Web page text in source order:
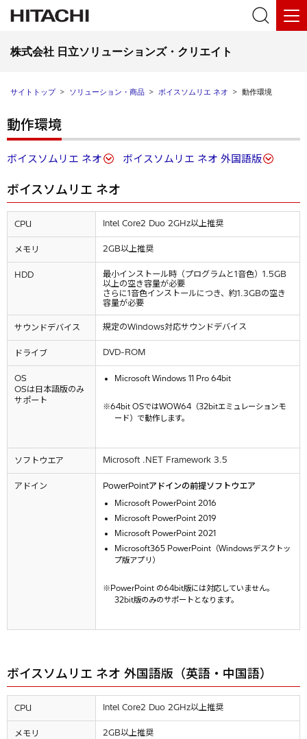
株式会社 日立ソリューションズ・クリエイト
サイトトップ ソリューション・商品 ボイスソムリエ ネオ 動作環境
動作環境
ボイスソムリエ ネオ ボイスソムリエ ネオ 外国語版
ボイスソムリエ ネオ
CPU Intel Core2 Duo 2GHz以上推奨
メモリ 2GB以上推奨
HDD
最小インストール時（プログラムと1音色）1.5GB
以上の空き容量が必要
さらに1音色インストールにつき、約1.3GBの空き
容量が必要
サウンドデバイス 規定のWindows対応サウンドデバイス
ドライブ DVD-ROM
OS
OSは日本語版のみ
サポート
Microsoft Windows 11 Pro 64bit
64bit OSではWOW64（32bitエミュレーションモ
ード）で動作します。
ソフトウエア Microsoft .NET Framework 3.5
アドイン PowerPointアドインの前提ソフトウエア
Microsoft PowerPoint 2016
Microsoft PowerPoint 2019
Microsoft PowerPoint 2021
Microsoft365 PowerPoint（Windowsデスクトッ
プ版アプリ）
PowerPoint の64bit版には対応していません。
32bit版のみのサポートとなります。
ボイスソムリエ ネオ 外国語版（英語・中国語）
CPU Intel Core2 Duo 2GHz以上推奨
メモリ 2GB以上推奨